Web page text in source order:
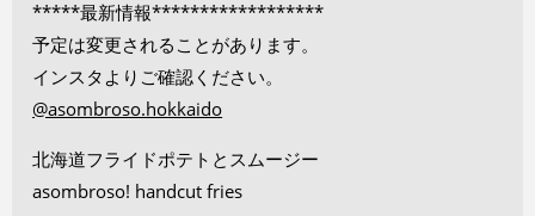
*****最新情報******************
予定は変更されることがあります。
インスタよりご確認ください。
@asombroso.hokkaido
北海道フライドポテトとスムージー
asombroso! handcut fries